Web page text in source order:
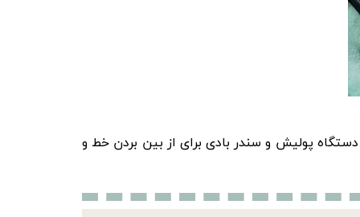
دستگاه پولیش و سندر بادیبرای از بین بردن خط و